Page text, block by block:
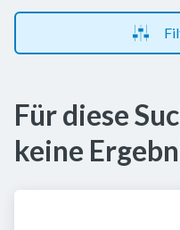
Für diese
keine